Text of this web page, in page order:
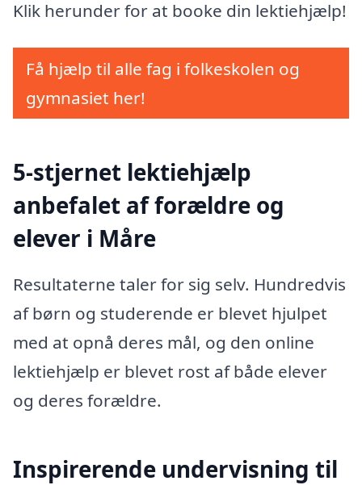
Klik herunder for at booke din lektiehjælp!
Få hjælp til alle fag i folkeskolen og
gymnasiet her!
5-stjernet lektiehjælp
anbefalet af forældre og
elever i Måre
Resultaterne taler for sig selv. Hundredvis
af børn og studerende er blevet hjulpet
med at opnå deres mål, og den online
lektiehjælp er blevet rost af både elever
og deres forældre.
Inspirerende undervisning til